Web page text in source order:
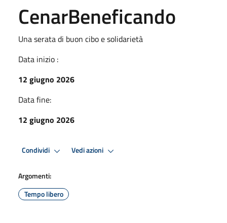
CenarBeneficando
Una serata di buon cibo e solidarietà
Data inizio :
12 giugno 2026
Data fine:
12 giugno 2026
Condividi Vedi azioni
Argomenti:
Tempo libero